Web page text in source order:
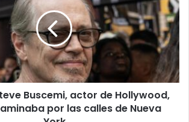
Buscemi, actor de Hollywood,
por las calles de Nueva